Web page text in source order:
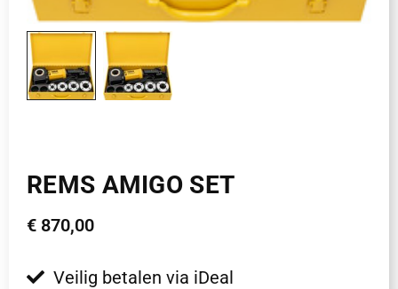
REMS AMIGO SET
€ 870,00
Veilig betalen via iDeal